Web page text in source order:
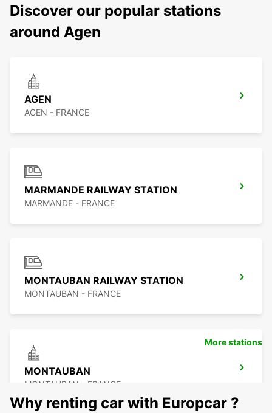
Discover our popular stations
around Agen
AGEN
AGEN - FRANCE
MARMANDE RAILWAY STATION
MARMANDE - FRANCE
MONTAUBAN RAILWAY STATION
MONTAUBAN - FRANCE
MONTAUBAN
MONTAUBAN - FRANCE
More stations
Why renting car with Europcar ?